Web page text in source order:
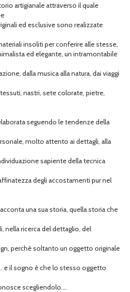
artigianale attraverso il quale
ed esclusive sono realizzate
insoliti per conferire alle stesse,
ed elegante, un intramontabile
dalla musica alla natura, dai viaggi
nastri, sete colorate, pietre,
seguendo le tendenze della
molto attento ai dettagli, alla
sapiente della tecnica
degli accostamenti pur nel
una sua storia, quella storia che
nella ricerca del dettaglio, del
perchè soltanto un oggetto originale
e il sogno è che lo stesso oggetto
scegliendolo....